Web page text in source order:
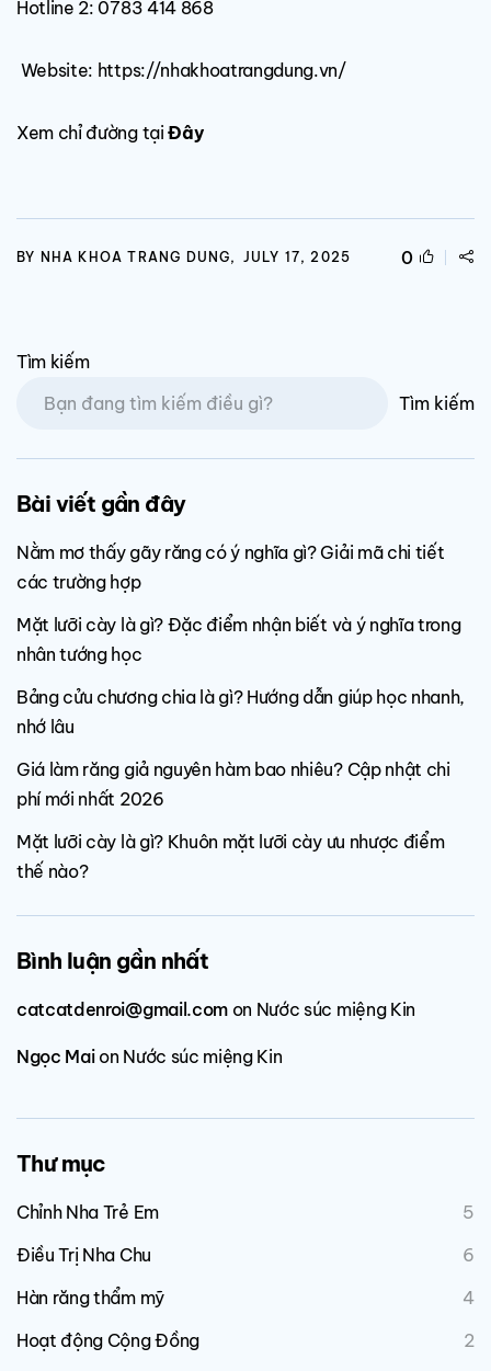
Hotline 2: 0783 414 868
Website: https://nhakhoatrangdung.vn/
Xem chỉ đường tạiĐây
BY NHA KHOA TRANG DUNG, JULY 17, 2025 0
Tìm kiếm
Tìm kiếm
Bài viết gần đây
Nằm mơ thấy gãy răng có ý nghĩa gì? Giải mã chi tiết
các trường hợp
Mặt lưỡi cày là gì? Đặc điểm nhận biết và ý nghĩa trong
nhân tướng học
Bảng cửu chương chia là gì? Hướng dẫn giúp học nhanh,
nhớ lâu
Giá làm răng giả nguyên hàm bao nhiêu? Cập nhật chi
phí mới nhất 2026
Mặt lưỡi cày là gì? Khuôn mặt lưỡi cày ưu nhược điểm
thế nào?
Bình luận gần nhất
catcatdenroi@gmail.comon Nước súc miệng Kin
Ngọc Maion Nước súc miệng Kin
Thư mục
Chỉnh Nha Trẻ Em
5
Điều Trị Nha Chu
6
Hàn răng thẩm mỹ
4
Hoạt động Cộng Đồng
2